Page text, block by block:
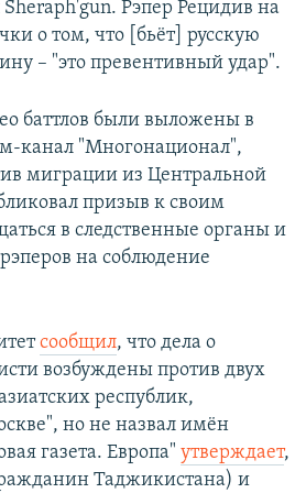
Sheraph'gun. Рэпер Рецидив на
о том, что [бьёт] русскую
– "это превентивный удар".
баттлов были выложены в
канал "Многонационал",
миграции из Центральной
призыв к своим
в следственные органы и
на соблюдение
сообщил, что дела о
возбуждены против двух
республик,
но не назвал имён
газета. Европа" утверждает,
Таджикистана) и